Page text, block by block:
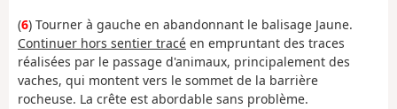
(6) Tourner à gauche en abandonnant le balisage Jaune.
Continuer hors sentier tracé en empruntant des traces
réalisées par le passage d'animaux, principalement des
vaches, qui montent vers le sommet de la barrière
rocheuse. La crête est abordable sans problème.